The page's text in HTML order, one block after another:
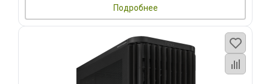
Подробнее